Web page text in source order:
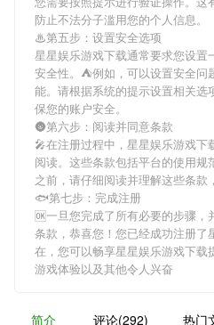
防止不法分子滥用您的个人信息。
♨第五步：设置安全选项
星星娱乐游戏下载通常要求您设置
安全性。⛺例如，可以设置安全问
能。请根据系统的提示设置相关选
保您的账户安全。
🌚第六步：阅读并同意条款
🎤在注册过程中， 星星娱乐游戏下
阅读。这些条款包括平台的使用
之前，请仔细阅读并理解这些条款
🐟第七步：完成注册
🆗一旦您完成了所有必要的步骤，
条款，恭喜您！您已经成功注册了
在，您可以畅享星星娱乐游戏下载
游戏体验以及其他令人兴奋
简介 评论(292) 热门